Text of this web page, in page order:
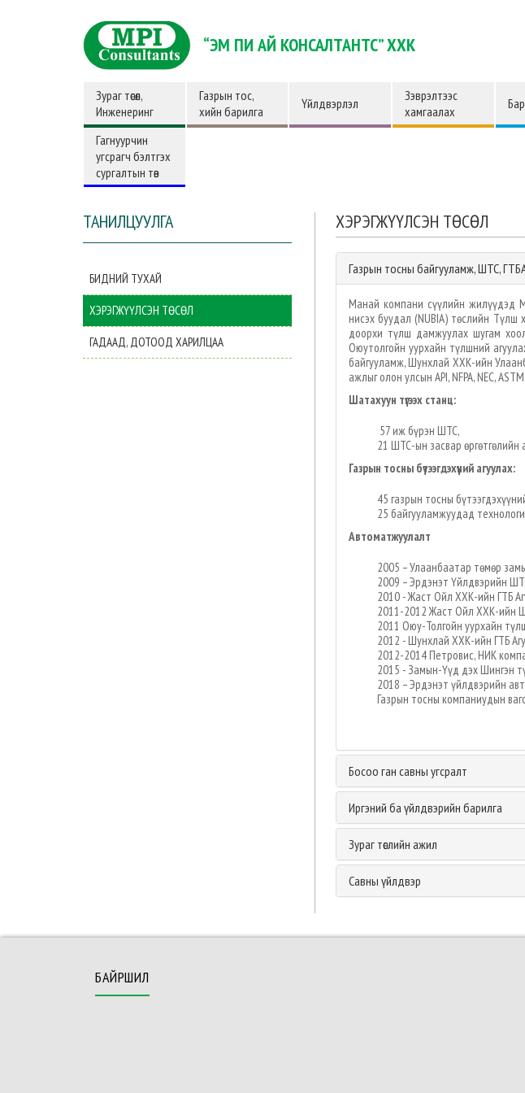
“ЭМ ПИ АЙ КОНСАЛТАНТС” ХХК
Зураг төсөл,
Инженеринг
Газрын тос,
хийн барилга
Үйлдвэрлэл
Зэврэлтээс
хамгаалах
Гагнуурчин
угсрагч бэлтгэх
сургалтын төв
ТАНИЛЦУУЛГА
БИДНИЙ ТУХАЙ
ХЭРЭГЖҮҮЛСЭН ТӨСӨЛ
ГАДААД, ДОТООД ХАРИЛЦАА
ХЭРЭГЖҮҮЛСЭН ТӨСӨЛ
Газрын тосны байгууламж, ШТС,
Манай компани сүүлийн жилүүдэд
нисэх буудал (NUBIA) төслийн Түлш
доорхи түлш дамжуулах шугам
Оюутолгойн уурхайн түлшний
байгууламж, Шунхлай ХХК-ийн
ажлыг олон улсын API, NFPA, NEC,
Шатахуун түгээх станц:
57 иж бүрэн ШТС,
21 ШТС-ын засвар өргөтгөлийн
Газрын тосны бүтээгдэхүүний агуулах:
45 газрын тосны
25 байгууламжуудад
Автоматжуулалт
2005 – Улаанбаатар төмөр
2009 – Эрдэнэт Үйлдвэрийн
2010 - Жаст Ойл ХХК-ийн ГТБ
2011-2012 Жаст Ойл ХХК-ийн
2011 Оюу-Толгойн уурхайн
2012 - Шунхлай ХХК-ийн ГТБ
2012-2014 Петровис, НИК
2015 - Замын-Үүд дэх Шингэн
2018 – Эрдэнэт үйлдвэрийн
Газрын тосны компаниудын
Босоо ган савны угсралт
Иргэний ба үйлдвэрийн барилга
Зураг төслийн ажил
Савны үйлдвэр
БАЙРШИЛ